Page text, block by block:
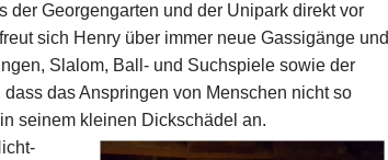
der Georgengarten und der Unipark direkt vor
sich Henry über immer neue Gassigänge und
Slalom, Ball- und Suchspiele sowie der
das Anspringen von Menschen nicht so
seinem kleinen Dickschädel an.